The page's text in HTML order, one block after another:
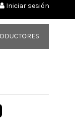
Iniciar sesión